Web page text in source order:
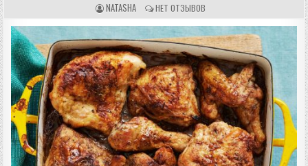
А
В
Т
Р
Р
Е
Ц
Е
П
Т
А
:
NATASHA О
Т
З
В
Ы
:
НЕТ ОТЗЫВОВ